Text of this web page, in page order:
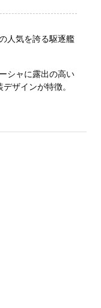
人気を誇る駆逐艦
シャに露出の高い
ザインが特徴。